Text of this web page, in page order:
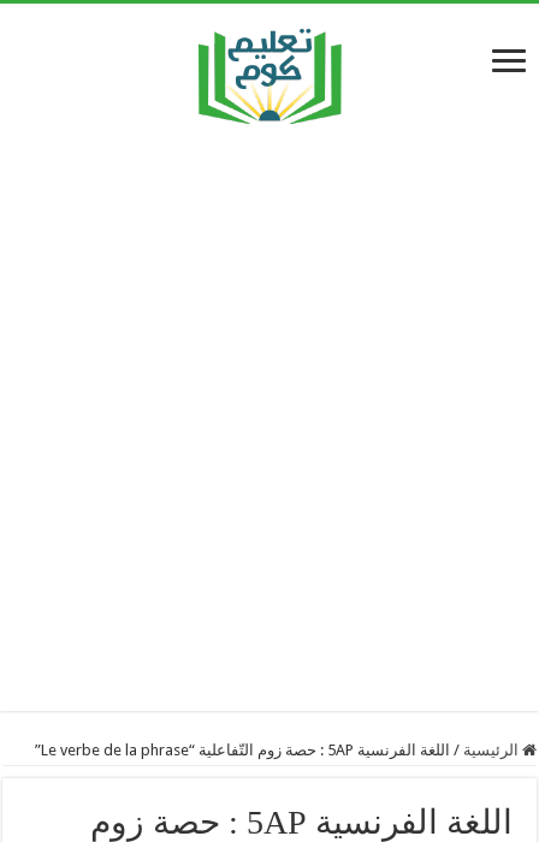
الرئيسية / اللغة الفرنسية 5AP : حصة زوم التّفاعلية “Le verbe de la phrase”
اللغة الفرنسية 5AP : حصة زوم